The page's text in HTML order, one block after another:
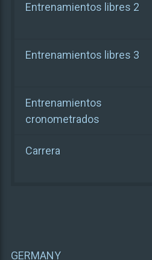
Entrenamientos libres 2
Entrenamientos libres 3
Entrenamientos
cronometrados
Carrera
GERMANY